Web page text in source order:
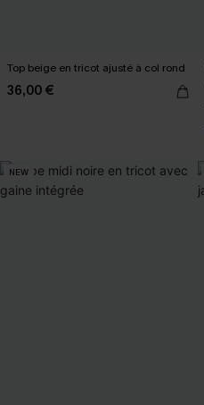
Top beige en tricot ajusté à col rond
36,00 €
NEW